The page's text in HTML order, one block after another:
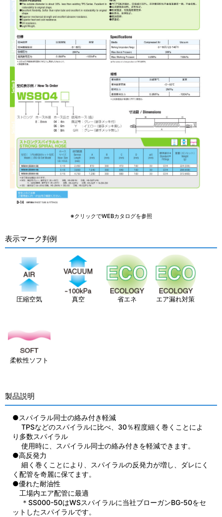
※クリックでWEBカタログを参照
表示マーク判例
圧縮空気 真空 省エネ エア漏れ対策
柔軟性ソフト
製品説明
●スパイラル同士の絡み付き軽減
TPSなどのスパイラルに比べ、30％程度細く巻くことによ
り多数スパイラル
使用時に、スパイラル同士の絡み付きを軽減できます。
●高反発力
細く巻くことにより、スパイラルの反発力が増し、ダレにく
く配管を奇麗に保てます。
●優れた耐油性
工場内エア配管に最適
＊SS000-50はWSスパイラルに当社ブローガンBG-50をセ
ットしたスパイラルです。